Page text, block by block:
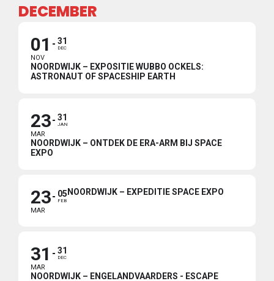
DECEMBER
01
NOV
31
DEC
NOORDWIJK – EXPOSITIE WUBBO OCKELS:
ASTRONAUT OF SPACESHIP EARTH
23
MAR
31
JAN
NOORDWIJK – ONTDEK DE ERA-ARM BIJ SPACE
EXPO
23
MAR
05
FEB
NOORDWIJK – EXPEDITIE SPACE EXPO
31
MAR
31
DEC
NOORDWIJK – ENGELANDVAARDERS - ESCAPE